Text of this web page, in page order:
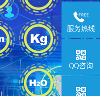
服务热线
QQ咨询